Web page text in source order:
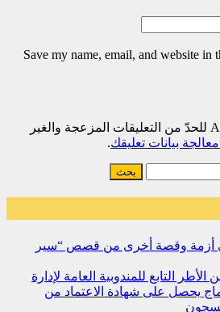
Save my name, email, and website in
هذا الموقع يستخدم Akismet للحدّ من التعليقات المزعجة والغير
بيانات تعليقك.
أزمة وقصة أخرى من قصص “سير
الأطر التابع للمندوبية العامة لإدارة
يحصل على شهادة الاعتماد من